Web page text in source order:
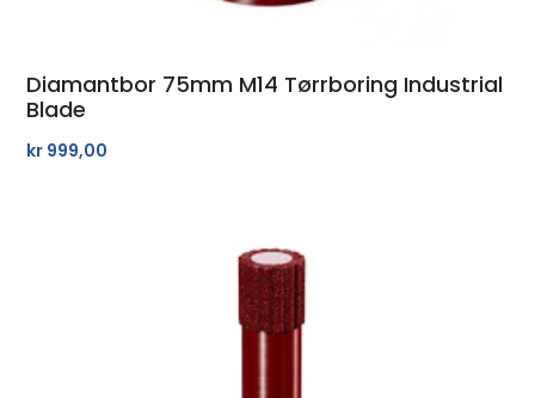
Diamantbor 75mm M14 Tørrboring Industrial
Blade
kr 999,00